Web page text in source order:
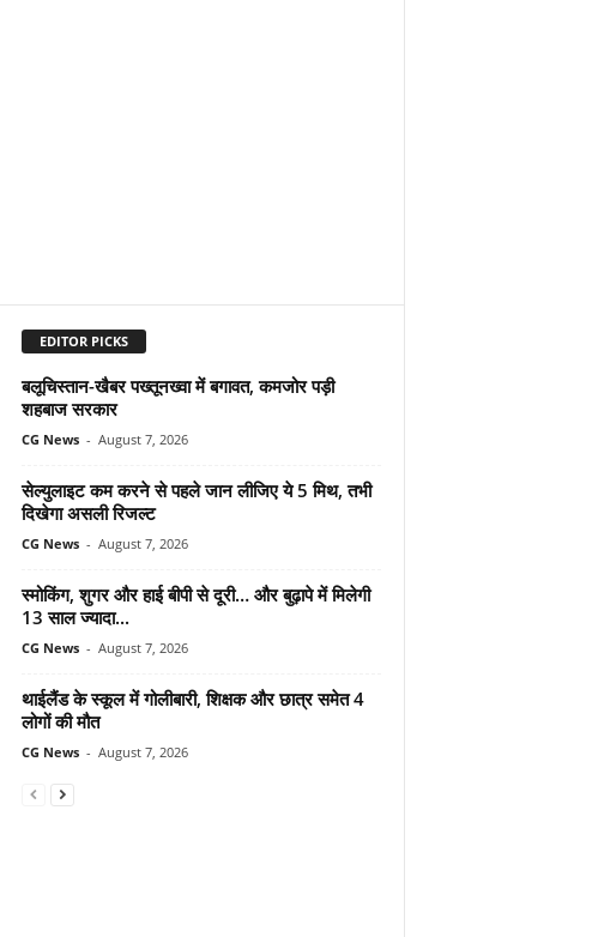
EDITOR PICKS
बलूचिस्तान-खैबर पख्तूनख्वा में बगावत, कमजोर पड़ी
शहबाज सरकार
CG News - August 7, 2026
सेल्युलाइट कम करने से पहले जान लीजिए ये 5 मिथ, तभी
दिखेगा असली रिजल्ट
CG News - August 7, 2026
स्मोकिंग, शुगर और हाई बीपी से दूरी… और बुढ़ापे में मिलेगी
13 साल ज्यादा...
CG News - August 7, 2026
थाईलैंड के स्कूल में गोलीबारी, शिक्षक और छात्र समेत 4
लोगों की मौत
CG News - August 7, 2026